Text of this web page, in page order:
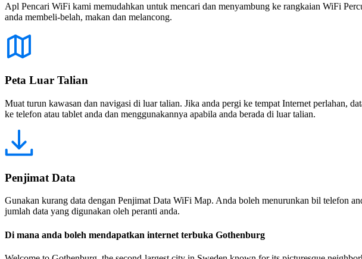
Apl Pencari WiFi kami memudahkan untuk mencari dan menyambung ke rangkaian WiFi
anda membeli-belah, makan dan melancong.
Peta Luar Talian
Muat turun kawasan dan navigasi di luar talian. Jika anda pergi ke tempat Internet perlahan,
ke telefon atau tablet anda dan menggunakannya apabila anda berada di luar talian.
Penjimat Data
Gunakan kurang data dengan Penjimat Data WiFi Map. Anda boleh menurunkan bil telefon
jumlah data yang digunakan oleh peranti anda.
Di mana anda boleh mendapatkan internet terbuka Gothenburg